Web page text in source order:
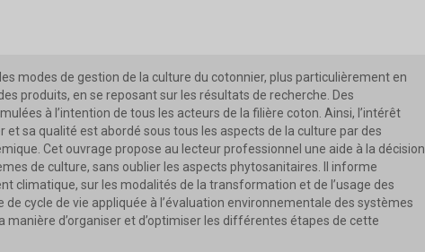
modes de gestion de la culture du cotonnier, plus particulièrement en
produits, en se reposant sur les résultats de recherche. Des
à l’intention de tous les acteurs de la filière coton. Ainsi, l’intérêt
et sa qualité est abordé sous tous les aspects de la culture par des
Cet ouvrage propose au lecteur professionnel une aide à la décision
de culture, sans oublier les aspects phytosanitaires. Il informe
climatique, sur les modalités de la transformation et de l’usage des
de cycle de vie appliquée à l’évaluation environnementale des systèmes
d’organiser et d’optimiser les différentes étapes de cette